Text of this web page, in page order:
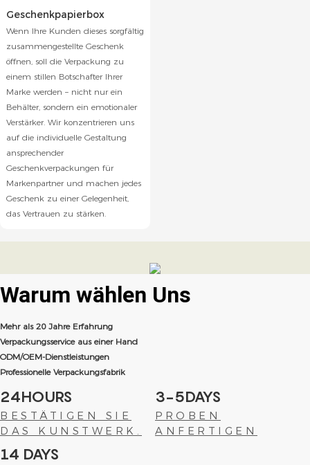
Geschenkpapierbox
Wenn Ihre Kunden dieses sorgfältig
zusammengestellte Geschenk
öffnen, soll die Verpackung zu
einem stillen Botschafter Ihrer
Marke werden – nicht nur ein
Behälter, sondern ein emotionaler
Verstärker. Wir konzentrieren uns
auf die individuelle Gestaltung
ansprechender
Geschenkverpackungen für
Markenpartner und machen jedes
Geschenk zu einer Gelegenheit,
das Vertrauen zu stärken.
Warum wählen Uns
Mehr als 20 Jahre Erfahrung
Verpackungsservice aus einer Hand
ODM/OEM-Dienstleistungen
Professionelle Verpackungsfabrik
24HOURS
BESTÄTIGEN SIE
DAS KUNSTWERK.
3-5DAYS
PROBEN
ANFERTIGEN
14 DAYS